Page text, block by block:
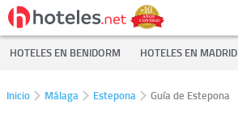
HOTELES EN BENIDORM HOTELES EN MADRID
Inicio Málaga Estepona Guía de Estepona